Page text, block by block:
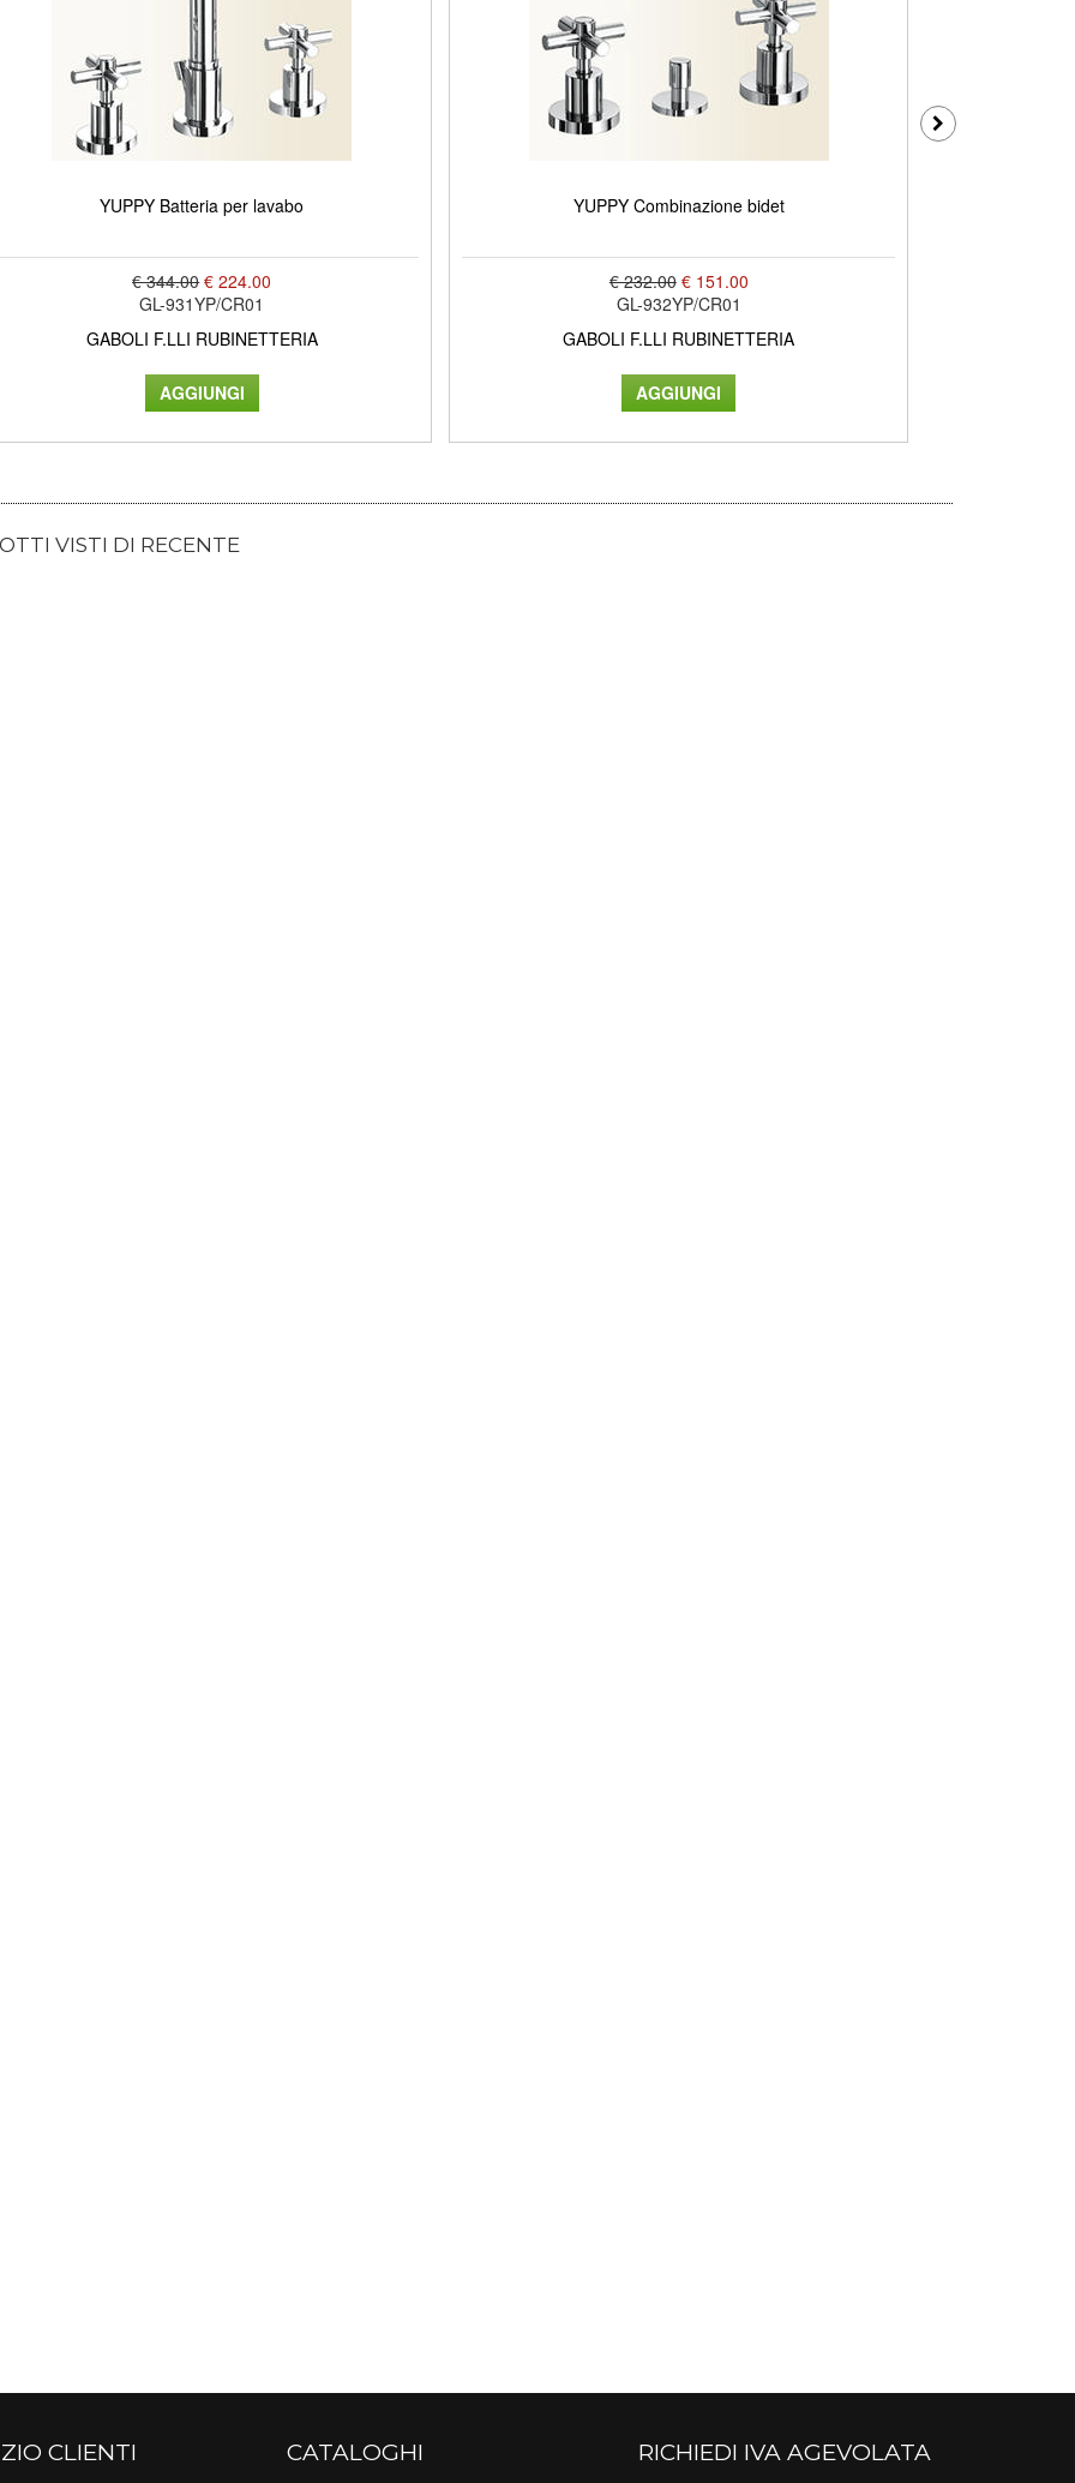
YUPPY Batteria per lavabo
€ 344.00 € 224.00
GL-931YP/CR01
GABOLI F.LLI RUBINETTERIA
YUPPY Combinazione bidet
€ 232.00 € 151.00
GL-932YP/CR01
GABOLI F.LLI RUBINETTERIA
VISTI DI RECENTE
CLIENTI CATALOGHI RICHIEDI IVA AGEVOLATA